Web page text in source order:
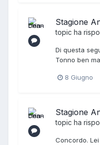
Stagione
topic ha
Di questa
Tonno ben
8 Giugno
Stagione
topic ha
Concordo.